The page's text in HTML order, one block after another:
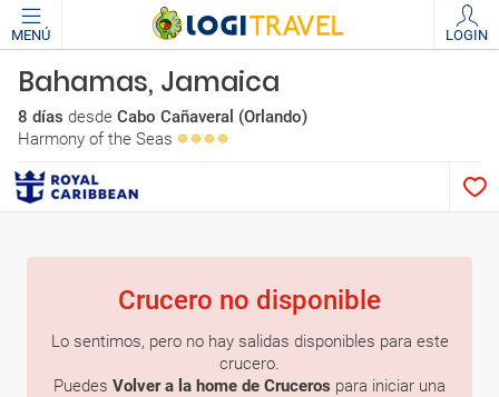
MENÚ LOGIN
Bahamas, Jamaica
8 días desde Cabo Cañaveral (Orlando)
Harmony of the Seas
Crucero no disponible
Lo sentimos, pero no hay salidas disponibles para este
crucero.
Puedes Volver a la home de Cruceros para iniciar una